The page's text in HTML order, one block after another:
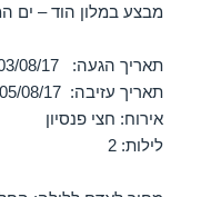
מבצע במלון הוד – ים
תאריך הגעה: 03/08/17
תאריך עזיבה: 05/08/17
אירוח: חצי פנסיון
לילות: 2